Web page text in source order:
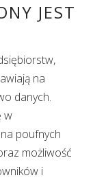
JEST
na
danych.
w
poufnych
możliwość
i